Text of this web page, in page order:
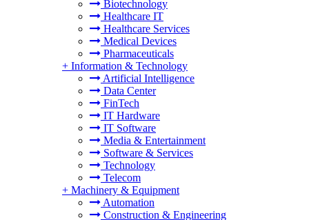
Biotechnology
Healthcare IT
Healthcare Services
Medical Devices
Pharmaceuticals
+ Information & Technology
Artificial Intelligence
Data Center
FinTech
IT Hardware
IT Software
Media & Entertainment
Software & Services
Technology
Telecom
+ Machinery & Equipment
Automation
Construction & Engineering